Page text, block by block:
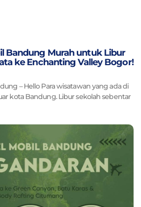
Bandung Murah untuk Libur
ke Enchanting Valley Bogor!
– Hello Para wisatawan yang ada di
kota Bandung. Libur sekolah sebentar